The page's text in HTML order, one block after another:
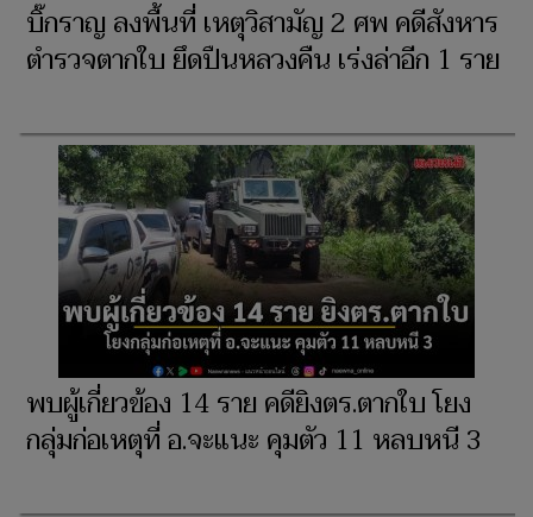
บิ๊กราญ ลงพื้นที่ เหตุวิสามัญ 2 ศพ คดีสังหาร
ตำรวจตากใบ ยึดปืนหลวงคืน เร่งล่าอีก 1 ราย
พบผู้เกี่ยวข้อง 14 ราย คดียิงตร.ตากใบ โยง
กลุ่มก่อเหตุที่ อ.จะแนะ คุมตัว 11 หลบหนี 3